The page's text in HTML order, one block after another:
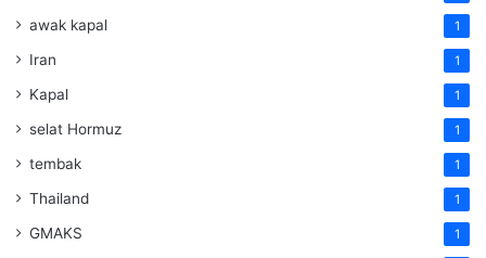
awak kapal 1
Iran 1
Kapal 1
selat Hormuz 1
tembak 1
Thailand 1
GMAKS 1